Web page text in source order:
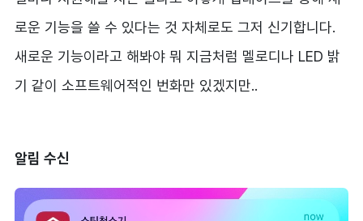
로운 기능을 쓸 수 있다는 것 자체로도 그저 신기합니다.
새로운 기능이라고 해봐야 뭐 지금처럼 멜로디나 LED 밝
기 같이 소프트웨어적인 번화만 있겠지만..
알림 수신